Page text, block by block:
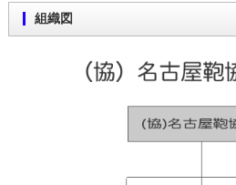
組織図